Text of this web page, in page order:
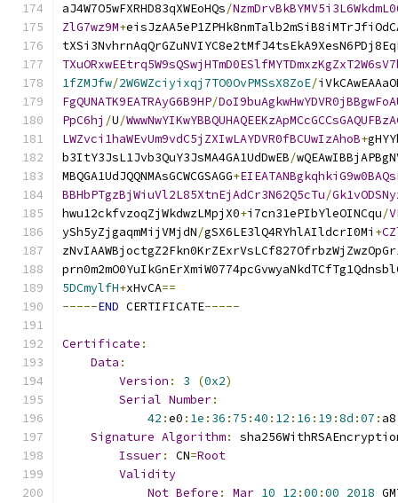
aJ4W7O5wFXRHD83qXWEoHQs/
ZlG7wz9M+
1fZMJfw/2W6WZciyixqj7TO0OvPMSsX8ZoE/
FgQUNATK9EATRAyG6B9HP/
PpC6hj /U/
LWZvci1haWEvUm9vdC5jZXIwLAYDVR0fBCUwIzAhoB+
b3ItY3JsL1Jvb3QuY3JsMA4GA1UdDwEB/
MBQGA1UdJQQNMAsGCWCGSAGG+
BBHbPTgzBjWiuVl2L85XtnEjAdCr3N62Q5cTu/
hwu12ckfvzoqZjWkdwzLMpjX0+i7cn31ePIbYleOINCqu/
ySh5yZjgaqmMijVMjdN/gSX6LE3lQ4RYhlAIldcrI0Mi +
5DCmylfH+xHvCA==
-----END CERTIFICATE-----
Certificate :
Data :
Version : 3 (0x2)
Serial Number:
42 :e0 : 1e : 36 : 75 :40 : 12 : 16 : 19 :8d :07 : a8
Signature Algorithm:
Issuer: CN=Root
Validity
Not Before : Mar 10 12 :00 :00 2018